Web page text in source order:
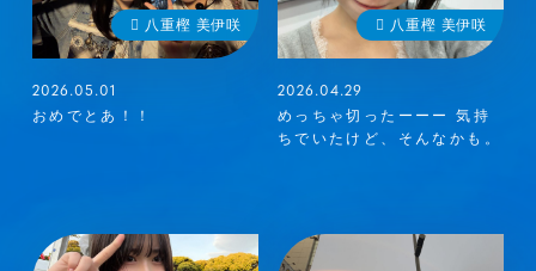
八重樫 美伊咲
2026.05.01
おめでとあ！！
八重樫 美伊咲
2026.04.29
めっちゃ切ったーーー 気持
ちでいたけど、そんなかも。